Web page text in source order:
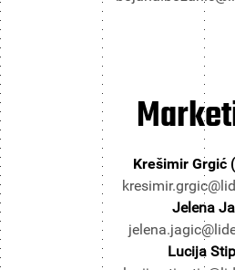
Krešimir Grgić
Jelena
Lucija